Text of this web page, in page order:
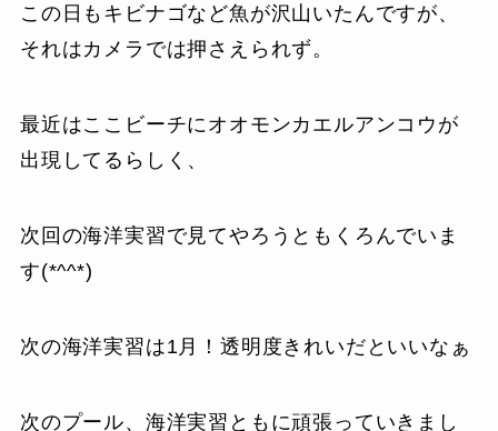
この日もキビナゴなど魚が沢山いたんですが、
それはカメラでは押さえられず。
最近はここビーチにオオモンカエルアンコウが
出現してるらしく、
次回の海洋実習で見てやろうともくろんでいま
す(*^^*)
次の海洋実習は1月！透明度きれいだといいなぁ
次のプール、海洋実習ともに頑張っていきまし